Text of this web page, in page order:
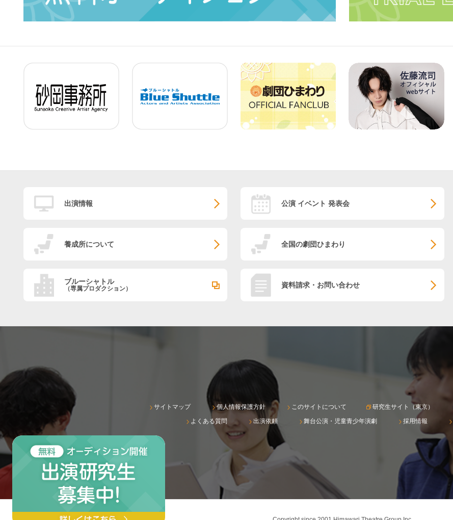
出演情報 公演 イベント 発表会
養成所について 全国の劇団ひまわり
ブルーシャトル
（専属プロダクション） 資料請求・お問い合わせ
サイトマップ 個人情報保護方針 このサイトについて 研究生サイト（東京）
よくある質問
出演依頼 舞台公演・児童青少年演劇 採用情報